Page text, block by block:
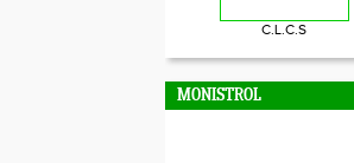
C.L.C.S
MONISTROL